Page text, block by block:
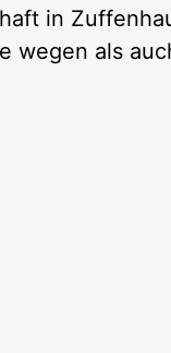
in
wegen als